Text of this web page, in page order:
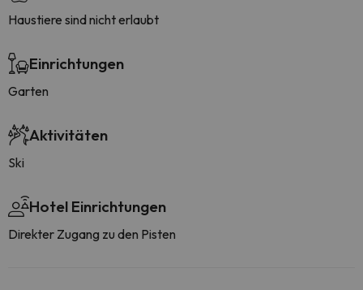
Haustiere sind nicht erlaubt
Einrichtungen
Garten
Aktivitäten
Ski
Hotel Einrichtungen
Direkter Zugang zu den Pisten